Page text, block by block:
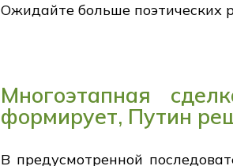
Ожидайте больше поэтических
Многоэтапная
формирует, Путин
В предусмотренной